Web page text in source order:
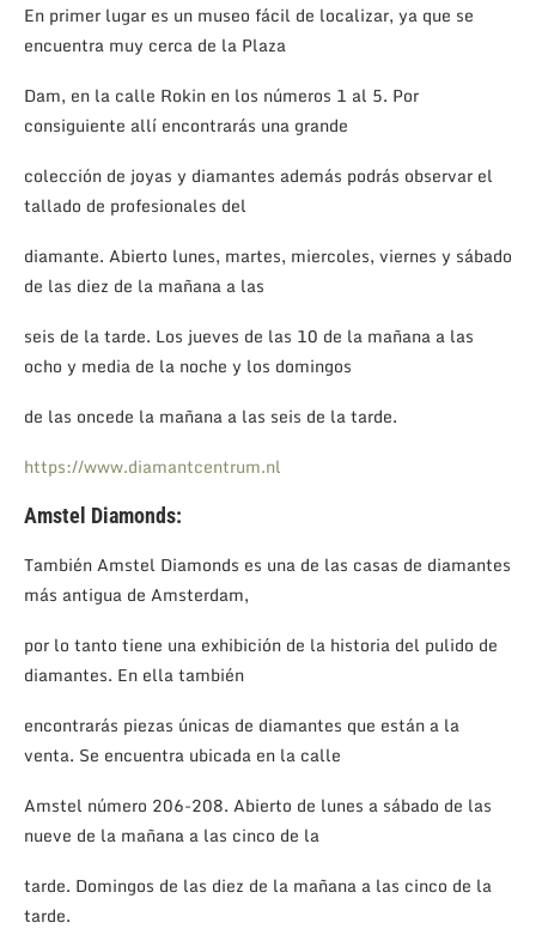
En primer lugar es un museo fácil de localizar, ya que se
encuentra muy cerca de la Plaza
Dam, en la calle Rokin en los números 1 al 5. Por
consiguiente allí encontrarás una grande
colección de joyas y diamantes además podrás observar el
tallado de profesionales del
diamante. Abierto lunes, martes, miercoles, viernes y sábado
de las diez de la mañana a las
seis de la tarde. Los jueves de las 10 de la mañana a las
ocho y media de la noche y los domingos
de las oncede la mañana a las seis de la tarde.
https://www.diamantcentrum.nl
Amstel Diamonds:
También Amstel Diamonds es una de las casas de diamantes
más antigua de Amsterdam,
por lo tanto tiene una exhibición de la historia del pulido de
diamantes. En ella también
encontrarás piezas únicas de diamantes que están a la
venta. Se encuentra ubicada en la calle
Amstel número 206-208. Abierto de lunes a sábado de las
nueve de la mañana a las cinco de la
tarde. Domingos de las diez de la mañana a las cinco de la
tarde.